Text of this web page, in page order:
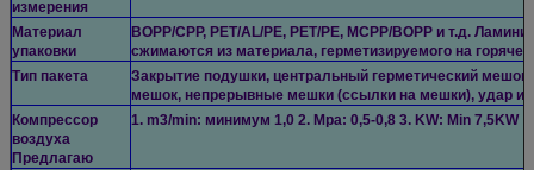
измерения
Материал
упаковки
BOPP/CPP, PET/AL/PE, PET/PE, MCPP/BOPP и т.д.
сжимаются из материала, герметизируемого на
Тип пакета
Закрытие подушки, центральный герметический
мешок, непрерывные мешки (ссылки на мешки), удар и
Компрессор
воздуха
Предлагаю
1. m3/min: минимум 1,0 2. Mpa: 0,5-0,8 3. KW: Min 7,5KW